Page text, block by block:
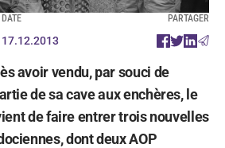
DATE
17.12.2013
PARTAGER
avoir vendu, par souci de
de sa cave aux enchères, le
de faire entrer trois nouvelles
dont deux AOP